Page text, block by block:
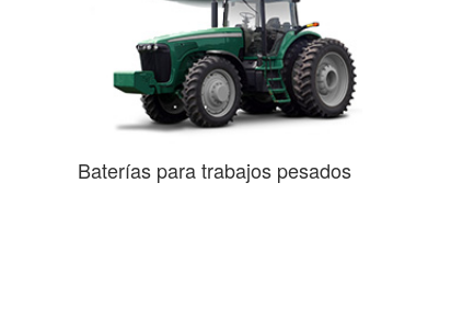
Baterías para trabajos pesados